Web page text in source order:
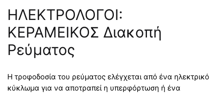
ΗΛΕΚΤΡΟΛΟΓΟΙ:
ΚΕΡΑΜΕΙΚΟΣ Διακοπή
Ρεύματος
Η τροφοδοσία του ρεύματος ελέγχεται από ένα ηλεκτρικό
κύκλωμα για να αποτραπεί η υπερφόρτωση ή ένα